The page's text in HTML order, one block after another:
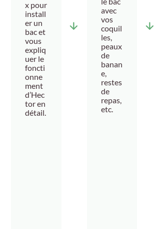
x pour
install
er un
bac et
vous
expliq
uer le
foncti
onne
ment
d’Hec
tor en
détail.
avec
vos
coquil
les,
peaux
de
banan
e,
restes
de
repas,
etc.